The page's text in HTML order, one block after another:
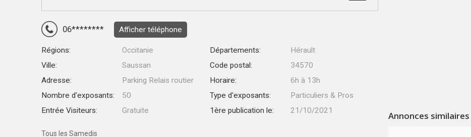
06******** Afficher téléphone
Régions: Occitanie Départements:
Hérault
Ville:
Saussan Code postal:
34570
Adresse:
Parking Relais routier Horaire:
6h à 13h
Nombre d'exposants:
50 Type d'exposants:
Particuliers & Pros
Entrée Visiteurs:
Gratuite 1ère publication le: 21/10/2021
Tous les Samedis
Annonces similaires